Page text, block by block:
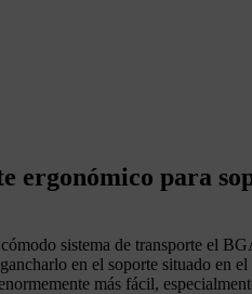
ergonómico para
sistema de transporte el
en el soporte situado en
más fácil,